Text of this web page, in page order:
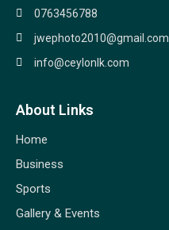
0763456788
jwephoto2010@gmail.com
info@ceylonlk.com
About Links
Home
Business
Sports
Gallery & Events